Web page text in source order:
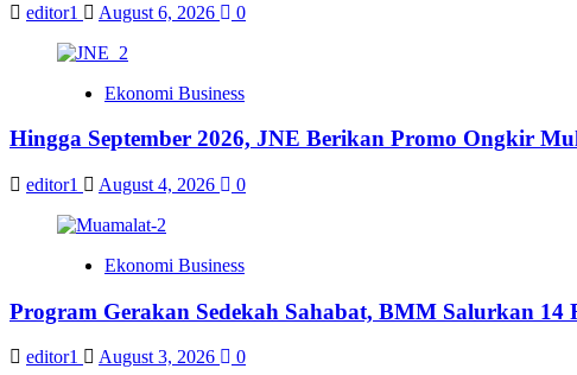
editor1 August 6, 2026 0
Ekonomi Business
Hingga September 2026, JNE Berikan Promo Ongkir
editor1 August 4, 2026 0
Ekonomi Business
Program Gerakan Sedekah Sahabat, BMM Salurkan
editor1 August 3, 2026 0